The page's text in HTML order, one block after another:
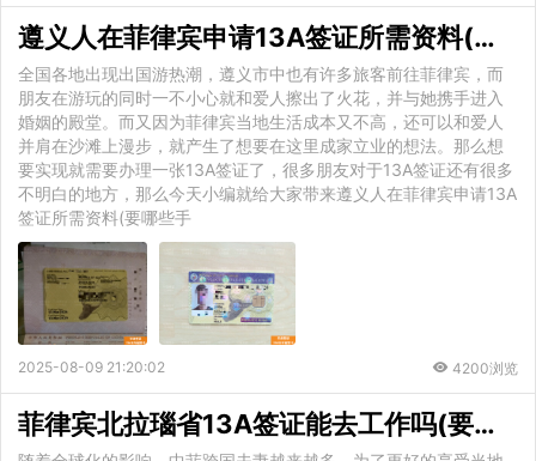
遵义人在菲律宾申请13A签证所需资料(要哪些手续)
全国各地出现出国游热潮，遵义市中也有许多旅客前往菲律宾，而
朋友在游玩的同时一不小心就和爱人擦出了火花，并与她携手进入
婚姻的殿堂。而又因为菲律宾当地生活成本又不高，还可以和爱人
并肩在沙滩上漫步，就产生了想要在这里成家立业的想法。那么想
要实现就需要办理一张13A签证了，很多朋友对于13A签证还有很多
不明白的地方，那么今天小编就给大家带来遵义人在菲律宾申请13A
签证所需资料(要哪些手
2025-08-09 21:20:02 4200浏览
菲律宾北拉瑙省13A签证能去工作吗(要准备什么)